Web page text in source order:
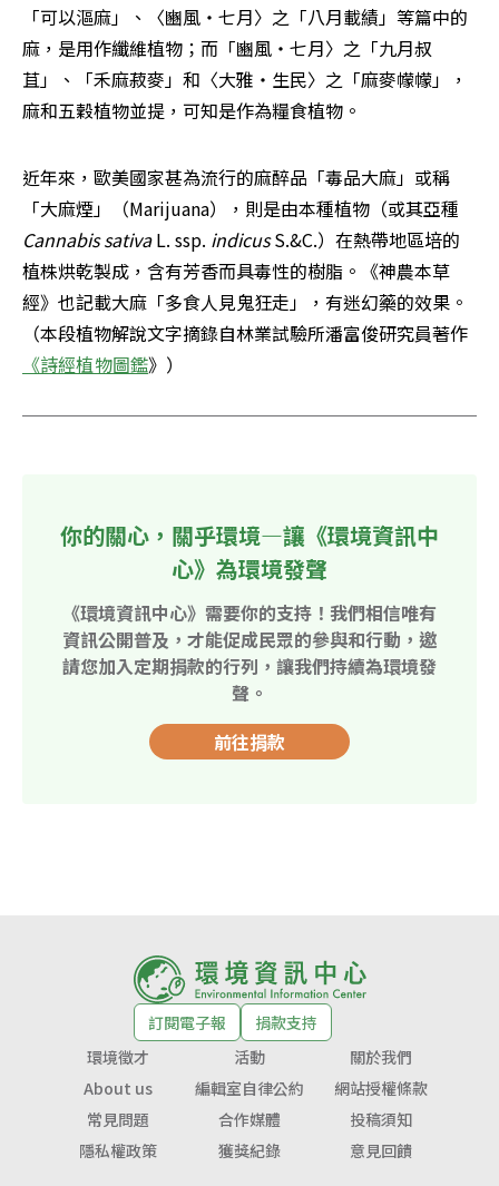
「可以漚麻」、〈豳風‧七月〉之「八月載績」等篇中的
麻，是用作纖維植物；而「豳風‧七月〉之「九月叔
苴」、「禾麻菽麥」和〈大雅‧生民〉之「麻麥幪幪」，
麻和五穀植物並提，可知是作為糧食植物。
近年來，歐美國家甚為流行的麻醉品「毒品大麻」或稱
「大麻煙」（Marijuana），則是由本種植物（或其亞種
Cannabis sativa L. ssp. indicus S.&C.）在熱帶地區培的
植株烘乾製成，含有芳香而具毒性的樹脂。《神農本草
經》也記載大麻「多食人見鬼狂走」，有迷幻藥的效果。
（本段植物解說文字摘錄自林業試驗所潘富俊研究員著作
《詩經植物圖鑑》）
你的關心，關乎環境—讓《環境資訊中
心》為環境發聲
《環境資訊中心》需要你的支持！我們相信唯有
資訊公開普及，才能促成民眾的參與和行動，邀
請您加入定期捐款的行列，讓我們持續為環境發
聲。
前往捐款
訂閱電子報
捐款支持
環境徵才
活動
關於我們
About us
編輯室自律公約
網站授權條款
常見問題
合作媒體
投稿須知
隱私權政策
獲獎紀錄 意見回饋